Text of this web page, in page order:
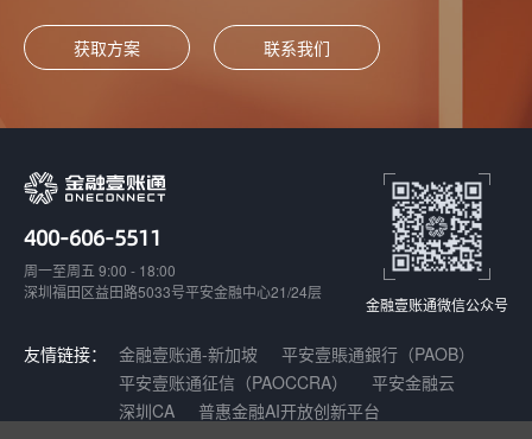
获取方案 联系我们
400-606-5511
周一至周五 9:00 - 18:00
深圳福田区益田路5033号平安金融中心21/24层
金融壹账通微信公众号
友情链接： 金融壹账通-新加坡
平安壹賬通銀行（PAOB）
平安壹账通征信（PAOCCRA）
平安金融云
深圳CA
普惠金融AI开放创新平台